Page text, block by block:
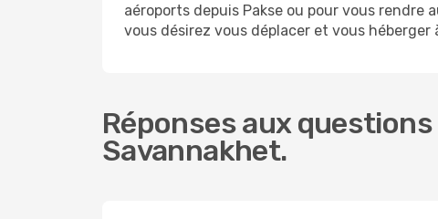
aéroports depuis Pakse ou pour vous
vous désirez vous déplacer et vous héberger
Réponses aux
Savannakhet.